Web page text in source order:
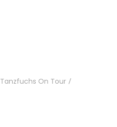
Tanzfuchs On Tour /